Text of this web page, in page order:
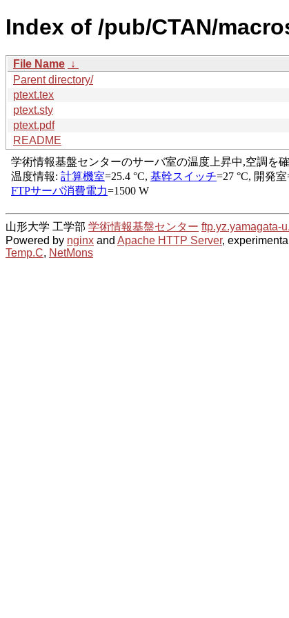
Index of /pub/CTAN/
File Name ↓
Parent directory/
ptext.tex
ptext.sty
ptext.pdf
README
山形大学 工学部 学術情報基盤センター ftp.yz.yamagata-
Powered by nginx and Apache HTTP Server,
Temp.C, NetMons